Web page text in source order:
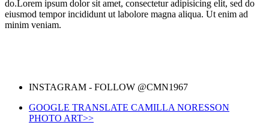
do.Lorem ipsum dolor sit amet, consectetur adipisicing elit, sed do
eiusmod tempor incididunt ut labolore magna aliqua. Ut enim ad
minim veniam.
INSTAGRAM - FOLLOW @CMN1967
GOOGLE TRANSLATE CAMILLA NORESSON
PHOTO ART>>